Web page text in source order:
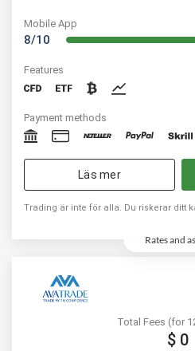
Mobile App
8/10
Features
Payment methods
Läs mer
Trading är inte för alla. Du riskerar ditt
Rates and
Total Fees (for
$ 0